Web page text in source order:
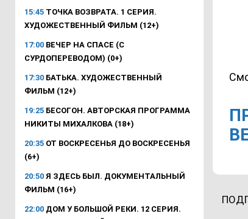
15:45 ТОЧКА ВОЗВРАТА. 1 СЕРИЯ.
ХУДОЖЕСТВЕННЫЙ ФИЛЬМ (12+)
17:00 ВЕЧЕР НА СПАСЕ (С
СУРДОПЕРЕВОДОМ) (0+)
17:30 БАТЬКА. ХУДОЖЕСТВЕННЫЙ
ФИЛЬМ (12+)
19:25 БЕСОГОН. АВТОРСКАЯ ПРОГРАММА
НИКИТЫ МИХАЛКОВА (18+)
20:35 ОТ ВОСКРЕСЕНЬЯ ДО ВОСКРЕСЕНЬЯ
(6+)
20:50 Я ЗДЕСЬ БЫЛ. ДОКУМЕНТАЛЬНЫЙ
ФИЛЬМ (16+)
22:00 ДОМ У БОЛЬШОЙ РЕКИ. 12 СЕРИЯ.